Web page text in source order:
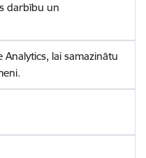
darbību un
Analytics, lai samazinātu